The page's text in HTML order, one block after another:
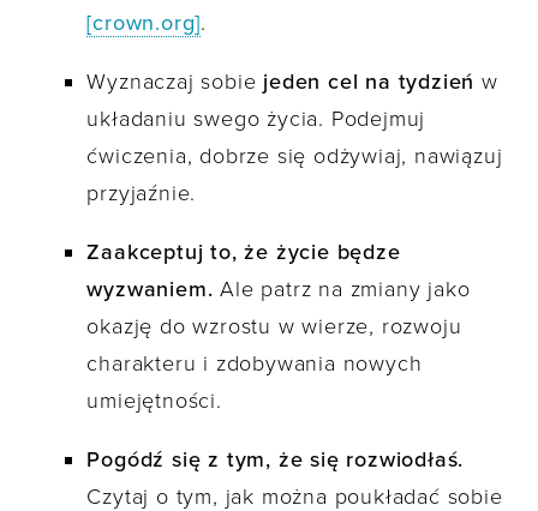
[crown.org].
Wyznaczaj sobie jeden cel na tydzień w
układaniu swego życia. Podejmuj
ćwiczenia, dobrze się odżywiaj, nawiązuj
przyjaźnie.
Zaakceptuj to, że życie będze
wyzwaniem. Ale patrz na zmiany jako
okazję do wzrostu w wierze, rozwoju
charakteru i zdobywania nowych
umiejętności.
Pogódź się z tym, że się rozwiodłaś.
Czytaj o tym, jak można poukładać sobie